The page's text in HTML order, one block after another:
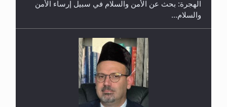
حفل توزيع الشهادات في الجامعة الأحمدية بنيجيريا لعام
الهجرة: بحث عن الأمن والسلام في سبيل إرساء الأمن
والسلام...